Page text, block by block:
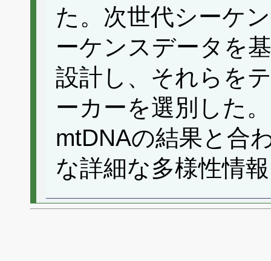
た。次世代シーケ
ーケンスデータを
設計し、それらを
ーカーを選別した
mtDNAの結果と合
な詳細な多様性情